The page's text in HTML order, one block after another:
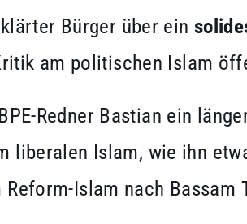
Bürger über ein
am politischen Islam
Redner Bastian ein
liberalen Islam, wie ihn
Reform-Islam nach